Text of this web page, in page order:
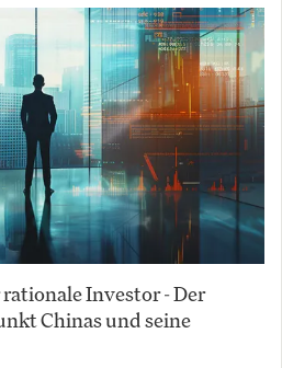
rationale Investor - Der
Chinas und seine